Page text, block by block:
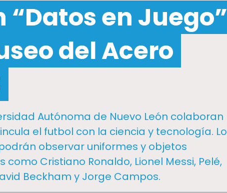
“Datos en Juego”
del Acero
Autónoma de Nuevo León colaboran
el futbol con la ciencia y tecnología.
observar uniformes y objetos
como Cristiano Ronaldo, Lionel Messi, Pelé,
Beckham y Jorge Campos.